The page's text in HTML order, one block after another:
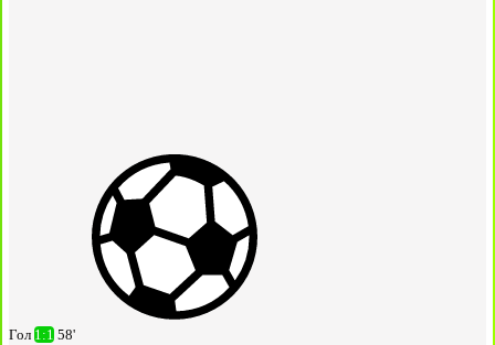
Гол 1:1 58'